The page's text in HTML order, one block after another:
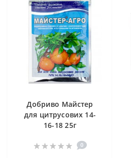
Добриво Майстер
для цитрусових 14-
16-18 25г
0